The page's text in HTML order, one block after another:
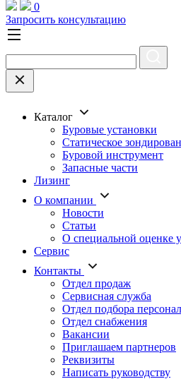
0
Запросить консультацию
Каталог
Буровые установки
Статическое
Буровой инструмент
Запасные части
Лизинг
О компании
Новости
Статьи
О специальной оценке
Сервис
Контакты
Отдел продаж
Сервисная служба
Отдел подбора
Отдел снабжения
Вакансии
Приглашаем партнеров
Реквизиты
Написать руководству